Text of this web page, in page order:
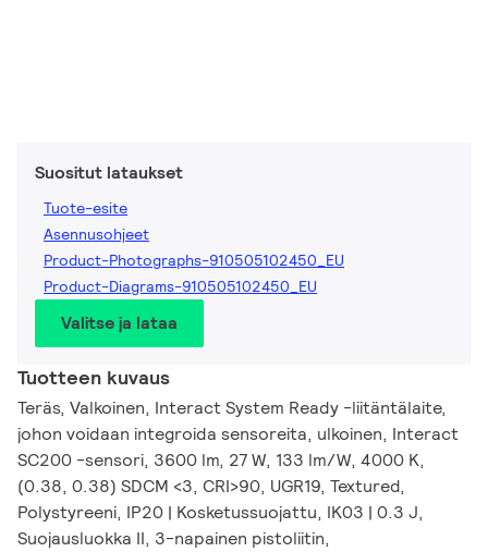
Suositut lataukset
Tuote-esite
Asennusohjeet
Product-Photographs-910505102450_EU
Product-Diagrams-910505102450_EU
Valitse ja lataa
Tuotteen kuvaus
Teräs, Valkoinen, Interact System Ready -liitäntälaite,
johon voidaan integroida sensoreita, ulkoinen, Interact
SC200 -sensori, 3600 lm, 27 W, 133 lm/W, 4000 K,
(0.38, 0.38) SDCM <3, CRI>90, UGR19, Textured,
Polystyreeni, IP20 | Kosketussuojattu, IK03 | 0.3 J,
Suojausluokka II, 3-napainen pistoliitin,